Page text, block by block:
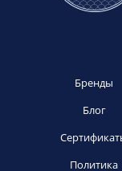
Бренды
Блог
Политика